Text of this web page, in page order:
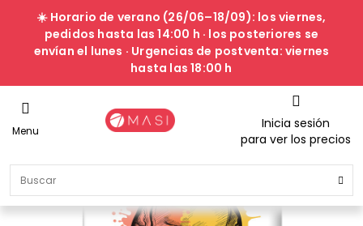
☀️ Horario de verano (26/06–18/09): los viernes,
pedidos hasta las 14:00 h · los posteriores se
envían el lunes · Urgencias de postventa: viernes
hasta las 18:00 h
Menu
Inicia sesión
para ver los precios